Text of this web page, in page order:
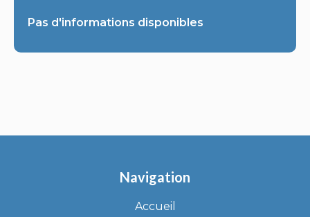
Pas d'informations disponibles
Navigation
Accueil